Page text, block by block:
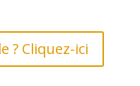
? Cliquez-ici